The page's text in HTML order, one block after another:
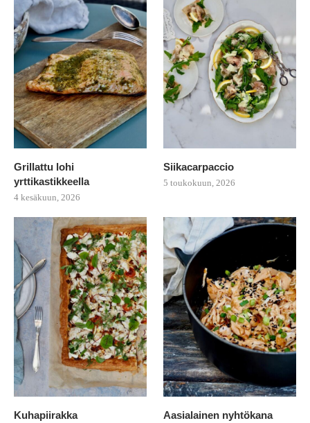
Grillattu lohi
yrttikastikkeella
4 kesäkuun, 2026
Siikacarpaccio
5 toukokuun, 2026
Kuhapiirakka Aasialainen nyhtökana